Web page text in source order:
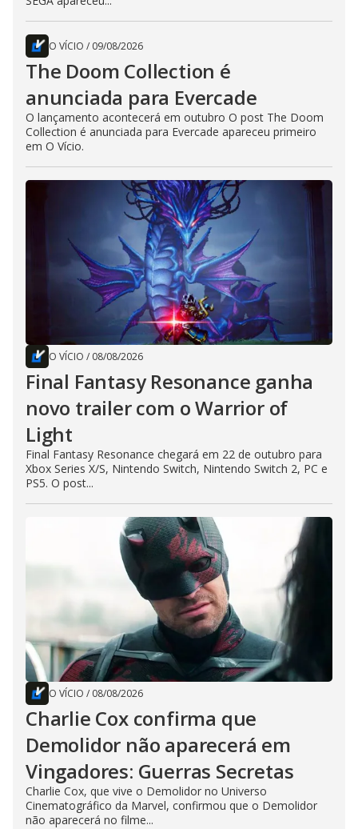
O VÍCIO / 09/08/2026
The Doom Collection é
anunciada para Evercade
O lançamento acontecerá em outubro O post The Doom
Collection é anunciada para Evercade apareceu primeiro
em O Vício.
O VÍCIO / 08/08/2026
Final Fantasy Resonance ganha
novo trailer com o Warrior of
Light
Final Fantasy Resonance chegará em 22 de outubro para
Xbox Series X/S, Nintendo Switch, Nintendo Switch 2, PC e
PS5. O post...
O VÍCIO / 08/08/2026
Charlie Cox confirma que
Demolidor não aparecerá em
Vingadores: Guerras Secretas
Charlie Cox, que vive o Demolidor no Universo
Cinematográfico da Marvel, confirmou que o Demolidor
não aparecerá no filme...